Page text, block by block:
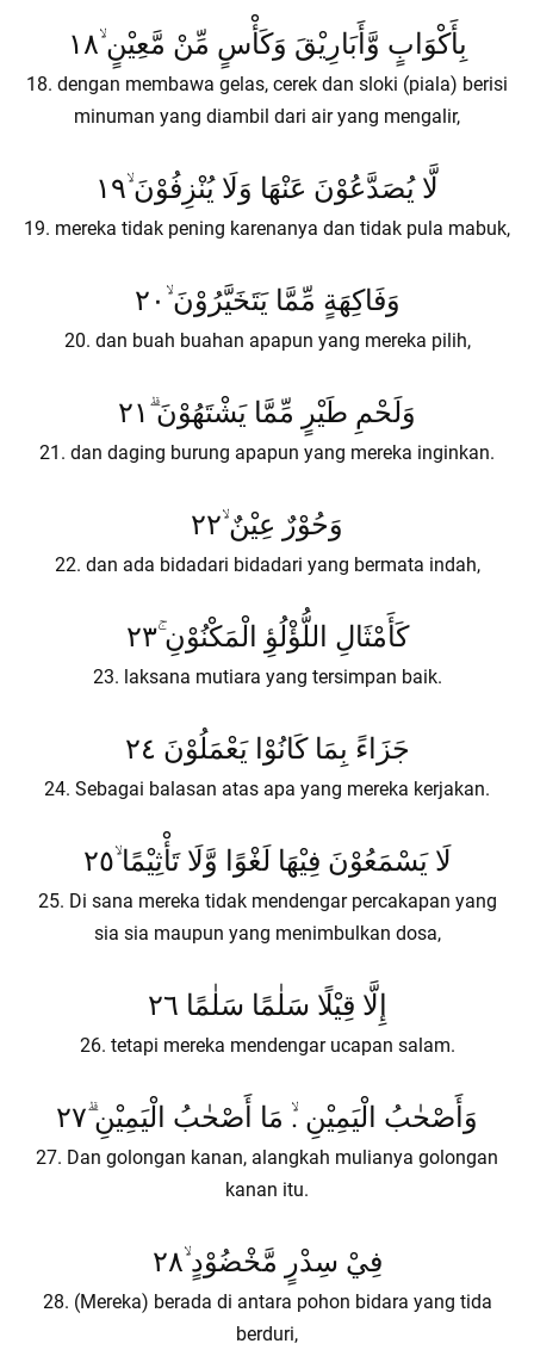
بِأَكْوَابٍ وَّأَبَارِيْقَ وَكَأْسٍ مِّنْ مَّعِيْنٍ ۙ١٨
18. dengan membawa gelas, cerek dan sloki (piala) berisi
minuman yang diambil dari air yang mengalir,
لَّا يُصَدَّعُوْنَ عَنْهَا وَلَا يُنْزِفُوْنَ ۙ١٩
19. mereka tidak pening karenanya dan tidak pula mabuk,
وَفَاكِهَةٍ مِّمَّا يَتَخَيَّرُوْنَ ۙ٢٠
20. dan buah buahan apapun yang mereka pilih,
وَلَحْمِ طَيْرٍ مِّمَّا يَشْتَهُوْنَ ۗ٢١
21. dan daging burung apapun yang mereka inginkan.
وَحُوْرٌ عِيْنٌ ۙ٢٢
22. dan ada bidadari bidadari yang bermata indah,
كَأَمْثَالِ اللُّؤْلُؤِ الْمَكْنُوْنِ ۚ٢٣
23. laksana mutiara yang tersimpan baik.
جَزَاءً بِمَا كَانُوْا يَعْمَلُوْنَ ٢٤
24. Sebagai balasan atas apa yang mereka kerjakan.
لَا يَسْمَعُوْنَ فِيْهَا لَغْوًا وَّلَا تَأْثِيْمًا ۙ٢٥
25. Di sana mereka tidak mendengar percakapan yang
sia sia maupun yang menimbulkan dosa,
إِلَّا قِيْلًا سَلٰمًا سَلٰمًا ٢٦
26. tetapi mereka mendengar ucapan salam.
وَأَصْحٰبُ الْيَمِيْنِ .ۙ مَا أَصْحٰبُ الْيَمِيْنِ ۗ٢٧
27. Dan golongan kanan, alangkah mulianya golongan
kanan itu.
فِيْ سِدْرٍ مَّخْضُوْدٍ ۙ٢٨
28. (Mereka) berada di antara pohon bidara yang tida
berduri,